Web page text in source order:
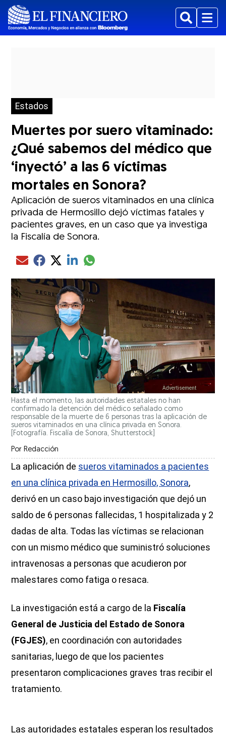
BuscarMenu
Estados
Muertes por suero vitaminado:
¿Qué sabemos del médico que
‘inyectó’ a las 6 víctimas
mortales en Sonora?
Aplicación de sueros vitaminados en una clínica
privada de Hermosillo dejó víctimas fatales y
pacientes graves, en un caso que ya investiga
la Fiscalía de Sonora.
Compartir el artículo actual mediante Email
Compartir el artículo actual mediante Facebook
Compartir el artículo actual mediante Twitter
Compartir el artículo actual mediante LinkedIn
Compartir el artículo actual mediante
Hasta el momento, las autoridades estatales no han
confirmado la detención del médico señalado como
responsable de la muerte de 6 personas tras la aplicación de
sueros vitaminados en una clínica privada en Sonora.
[Fotografía. Fiscalía de Sonora, Shutterstock]
Por Redacción
La aplicación de sueros vitaminados a pacientes
en una clínica privada en Hermosillo, Sonora,
derivó en un caso bajo investigación que dejó un
saldo de 6 personas fallecidas, 1 hospitalizada y 2
dadas de alta. Todas las víctimas se relacionan
con un mismo médico que suministró soluciones
intravenosas a personas que acudieron por
malestares como fatiga o resaca.
La investigación está a cargo de la Fiscalía
General de Justicia del Estado de Sonora
(FGJES), en coordinación con autoridades
sanitarias, luego de que los pacientes
presentaron complicaciones graves tras recibir el
tratamiento.
Las autoridades estatales esperan los resultados